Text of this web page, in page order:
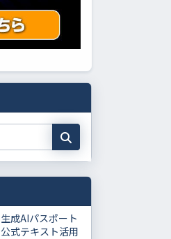
生成AIパスポート
公式テキスト活用